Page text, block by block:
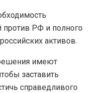
против РФ и полного
активов.
имеют
заставить
справедливого